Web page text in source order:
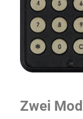
Zwei